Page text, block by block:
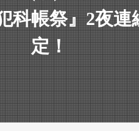
科帳祭』2夜連
定！